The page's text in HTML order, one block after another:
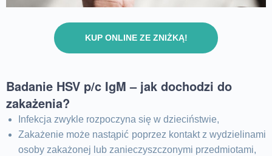
KUP ONLINE ZE ZNIŻKĄ!
Badanie HSV p/c IgM – jak dochodzi do
zakażenia?
Infekcja zwykle rozpoczyna się w dzieciństwie,
Zakażenie może nastąpić poprzez kontakt z wydzielinami
osoby zakażonej lub zanieczyszczonymi przedmiotami,